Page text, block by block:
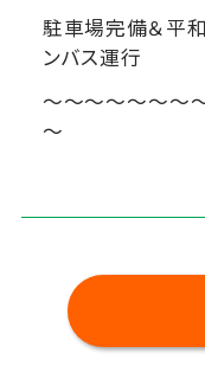
駐車場完備＆平
ンバス運行
～～～～～～～
～